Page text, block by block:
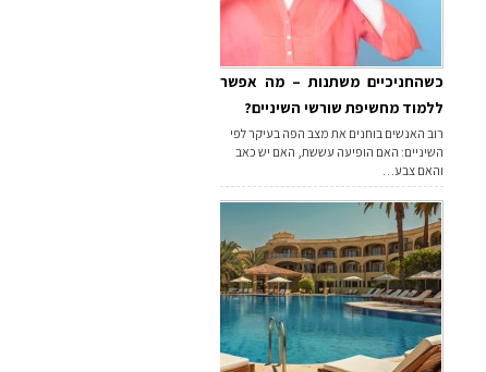
כשהחניכיים משתנות – מה אפשר
ללמוד מחשיפת שורשי השיניים?
רוב האנשים בוחנים את מצב הפה בעיקר לפי
השיניים: האם הופיעה עששת, האם יש כאב
והאם צבע…